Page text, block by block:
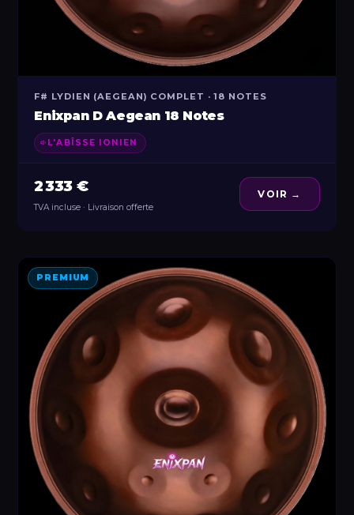
F# LYDIEN (AEGEAN) COMPLET · 18 NOTES
Enixpan D Aegean 18 Notes
L'ABÎSSE IONIEN
2 333 €
TVA incluse · Livraison offerte
VOIR →
PREMIUM